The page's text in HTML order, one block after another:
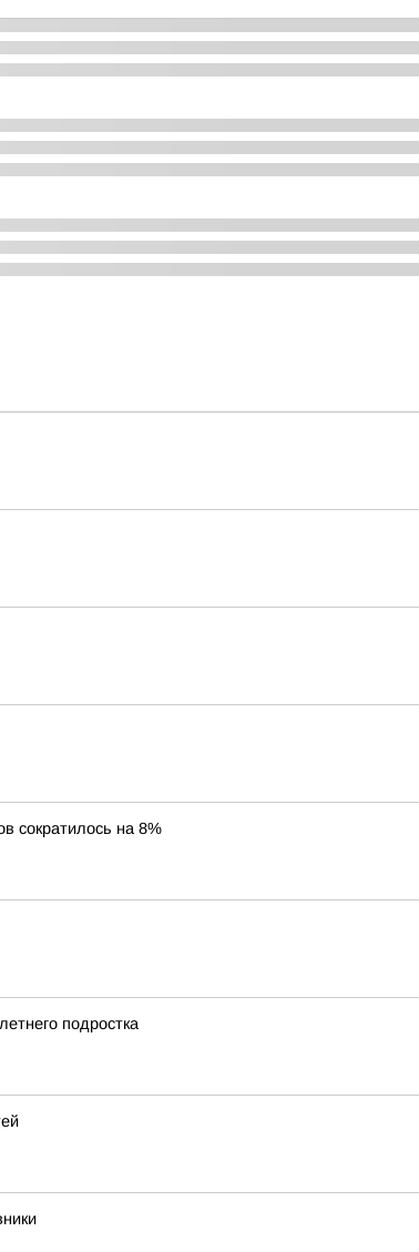
сократилось на 8%
подростка